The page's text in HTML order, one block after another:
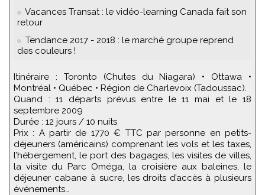
Vacances Transat : le vidéo-learning Canada fait son
retour
Tendance 2017 - 2018 : le marché groupe reprend
des couleurs !
Itinéraire : Toronto (Chutes du Niagara) • Ottawa •
Montréal • Québec • Région de Charlevoix (Tadoussac).
Quand : 11 départs prévus entre le 11 mai et le 18
septembre 2009
Durée : 12 jours / 10 nuits
Prix : A partir de 1770 € TTC par personne en petits-
déjeuners (américains) comprenant les vols et les taxes,
l’hébergement, le port des bagages, les visites de villes,
la visite du Parc Oméga, la croisière aux baleines, le
déjeuner cabane à sucre, les droits d’accès à plusieurs
événements…